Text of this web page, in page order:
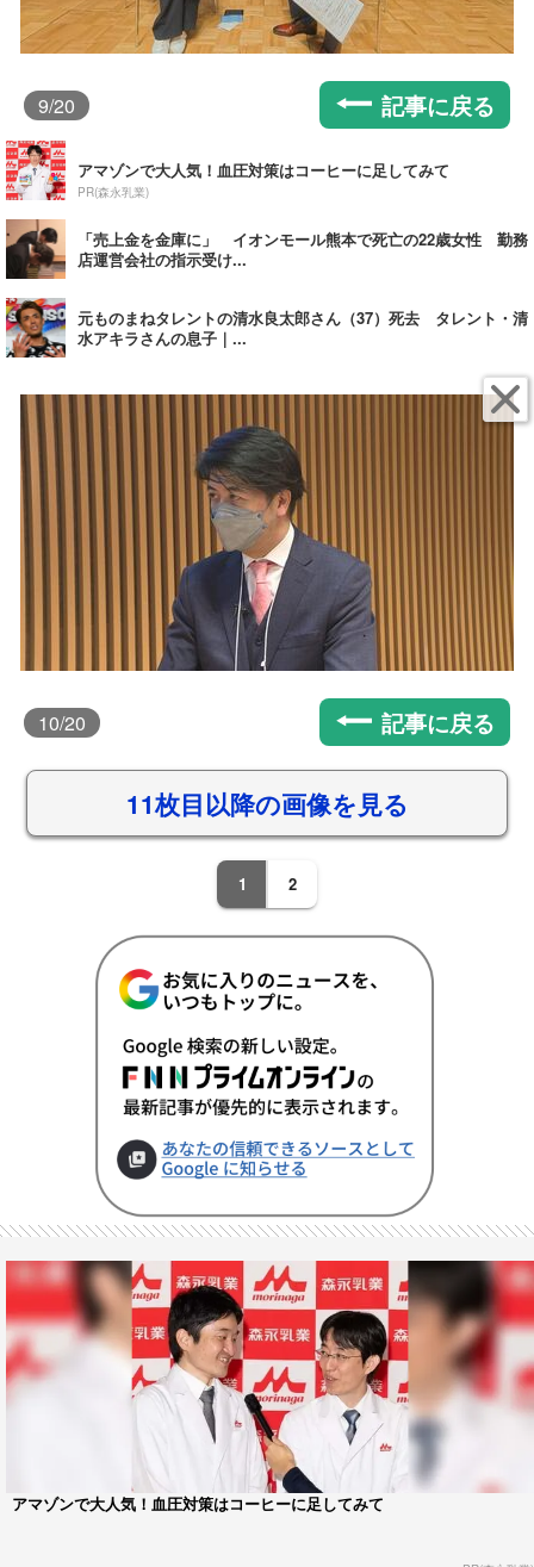
9/20 記事に戻る
アマゾンで大人気！血圧対策はコーヒーに足してみて
PR(森永乳業)
「売上金を金庫に」 イオンモール熊本で死亡の22歳女性 勤務
店運営会社の指示受け...
元ものまねタレントの清水良太郎さん（37）死去 タレント・清
水アキラさんの息子｜...
10/20 記事に戻る
11枚目以降の画像を見る
1 2
アマゾンで大人気！血圧対策はコーヒーに足してみて